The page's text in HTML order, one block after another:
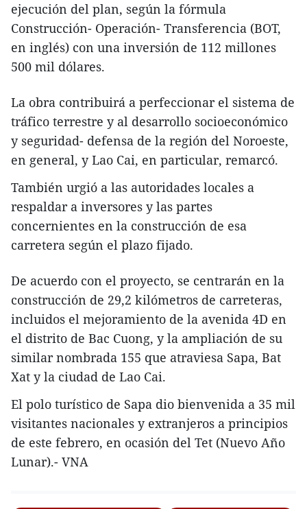
ejecución del plan, según la fórmula
Construcción- Operación- Transferencia (BOT,
en inglés) con una inversión de 112 millones
500 mil dólares.
La obra contribuirá a perfeccionar el sistema de
tráfico terrestre y al desarrollo socioeconómico
y seguridad- defensa de la región del Noroeste,
en general, y Lao Cai, en particular, remarcó.
También urgió a las autoridades locales a
respaldar a inversores y las partes
concernientes en la construcción de esa
carretera según el plazo fijado.
De acuerdo con el proyecto, se centrarán en la
construcción de 29,2 kilómetros de carreteras,
incluidos el mejoramiento de la avenida 4D en
el distrito de Bac Cuong, y la ampliación de su
similar nombrada 155 que atraviesa Sapa, Bat
Xat y la ciudad de Lao Cai.
El polo turístico de Sapa dio bienvenida a 35 mil
visitantes nacionales y extranjeros a principios
de este febrero, en ocasión del Tet (Nuevo Año
Lunar).- VNA